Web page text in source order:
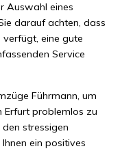
Auswahl eines
darauf achten, dass
verfügt, eine gute
Service
Führmann, um
Erfurt problemlos zu
stressigen
ein positives